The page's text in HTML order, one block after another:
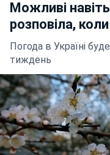
Можливі
розповіла,
Погода в Україні
тиждень